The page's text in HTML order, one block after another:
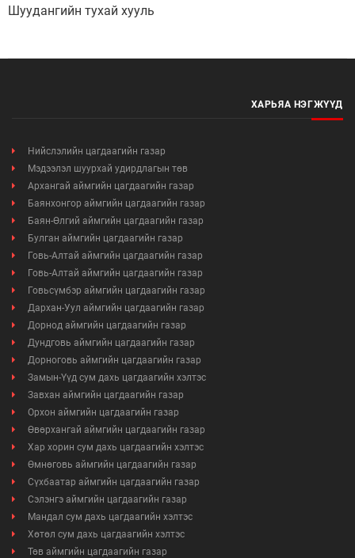
Шуудангийн тухай хууль
ХАРЬЯА НЭГЖҮҮД
Нийслэлийн цагдаагийн газар
Мэдээлэл шуурхай удирдлагын төв
Архангай аймгийн цагдаагийн газар
Баянхонгор аймгийн цагдаагийн газар
Баян-Өлгий аймгийн цагдаагийн газар
Булган аймгийн цагдаагийн газар
Говь-Алтай аймгийн цагдаагийн газар
Говь-Алтай аймгийн цагдаагийн газар
Говьсүмбэр аймгийн цагдаагийн газар
Дархан-Уул аймгийн цагдаагийн газар
Дорнод аймгийн цагдаагийн газар
Дундговь аймгийн цагдаагийн газар
Дорноговь аймгийн цагдаагийн газар
Замын-Үүд сум дахь цагдаагийн хэлтэс
Завхан аймгийн цагдаагийн газар
Орхон аймгийн цагдаагийн газар
Өвөрхангай аймгийн цагдаагийн газар
Хар хорин сум дахь цагдаагийн хэлтэс
Өмнөговь аймгийн цагдаагийн газар
Сүхбаатар аймгийн цагдаагийн газар
Сэлэнгэ аймгийн цагдаагийн газар
Мандал сум дахь цагдаагийн хэлтэс
Хөтөл сум дахь цагдаагийн хэлтэс
Төв аймгийн цагдаагийн газар
Мэдээллийн ил тод байдал
Удирдлагын шийдвэрийн ил тод байдал
Авлигын эсрэг үйл ажиллагаа
Үйл ажиллагааны ил тод байдал
Өргөдөл, гомдлын мэдээ
Иргэдийг хүлээн авах хуваарь
Ажил үүргийн чиглэл, утасны дугаар